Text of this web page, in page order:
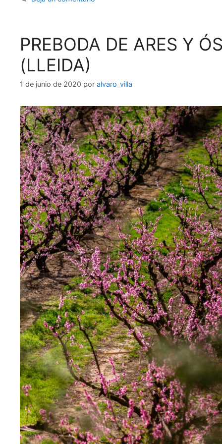
PREBODA DE ARES Y
(LLEIDA)
1 de junio de 2020 por alvaro_villa